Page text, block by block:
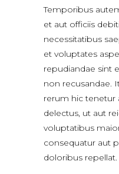
Temporibus
et aut officiis
necessitatibus
et voluptates
repudiandae sint
non recusandae.
rerum hic tenetur
delectus, ut aut
voluptatibus
consequatur aut
doloribus repellat.